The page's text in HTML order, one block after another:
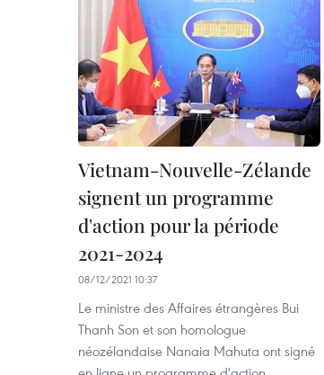
Vietnam-Nouvelle-Zélande
signent un programme
d'action pour la période
2021-2024
08/12/2021 10:37
Le ministre des Affaires étrangères Bui
Thanh Son et son homologue
néozélandaise Nanaia Mahuta ont signé